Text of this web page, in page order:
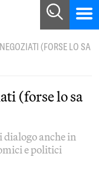
(FORSE LO SA
(forse lo sa
anche in
e politici